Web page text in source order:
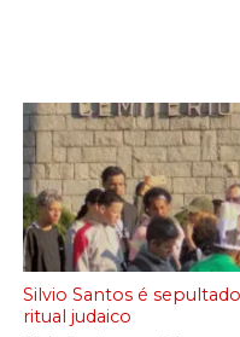
Silvio Santos é
ritual judaico